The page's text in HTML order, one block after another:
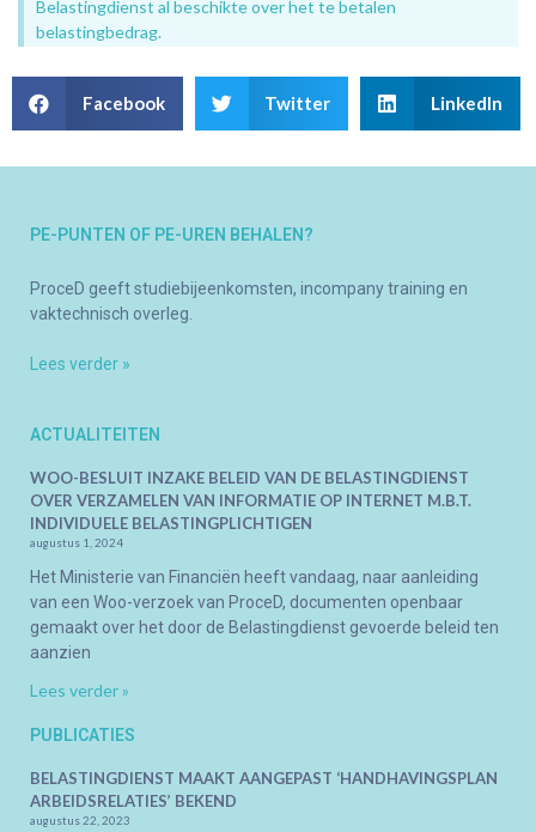
Belastingdienst al beschikte over het te betalen
belastingbedrag.
Facebook Twitter LinkedIn
PE-PUNTEN OF PE-UREN BEHALEN?
ProceD geeft studiebijeenkomsten, incompany training en
vaktechnisch overleg.
Lees verder »
ACTUALITEITEN
WOO-BESLUIT INZAKE BELEID VAN DE BELASTINGDIENST
OVER VERZAMELEN VAN INFORMATIE OP INTERNET M.B.T.
INDIVIDUELE BELASTINGPLICHTIGEN
augustus 1, 2024
Het Ministerie van Financiën heeft vandaag, naar aanleiding
van een Woo-verzoek van ProceD, documenten openbaar
gemaakt over het door de Belastingdienst gevoerde beleid ten
aanzien
Lees verder »
PUBLICATIES
BELASTINGDIENST MAAKT AANGEPAST ‘HANDHAVINGSPLAN
ARBEIDSRELATIES’ BEKEND
augustus 22, 2023